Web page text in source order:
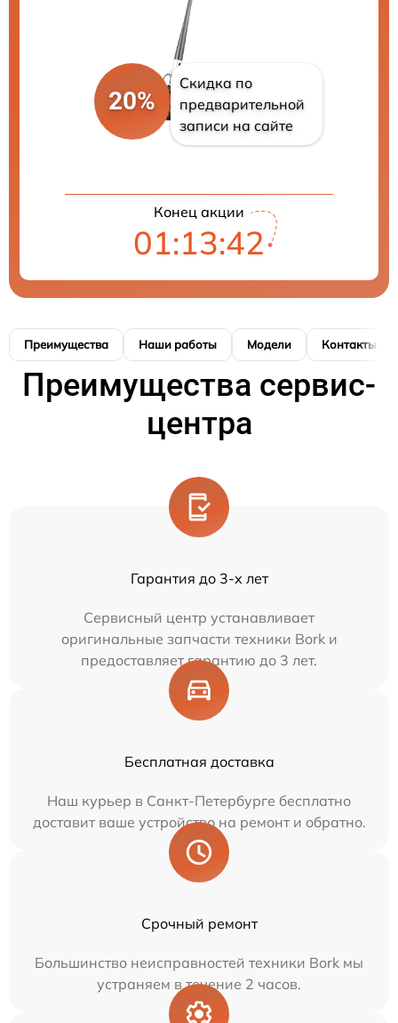
20%
Скидка по
предварительной
записи на сайте
Конец акции
01:13:42
Преимущества Наши работы Модели Контакты
Преимущества сервис-
центра
Гарантия до 3-х лет
Сервисный центр устанавливает
оригинальные запчасти техники Bork и
предоставляет гарантию до 3 лет.
Бесплатная доставка
Наш курьер в Санкт-Петербурге бесплатно
доставит ваше устройство на ремонт и обратно.
Срочный ремонт
Большинство неисправностей техники Bork мы
устраняем в течение 2 часов.